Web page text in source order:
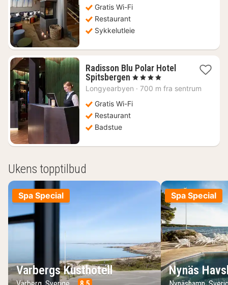
3735
kr.
Gratis Wi-Fi
Restaurant
Sykkelutleie
Radisson Blu Polar Hotel
Spitsbergen 1
natt
4190
, 4 Stjerner
Longyearbyen · 700 m fra sentrum
Gratis Wi-Fi
Restaurant
Badstue
Ukens topptilbud
Spa Special
Varbergs Kusthotell
Spa Special
Nynäs